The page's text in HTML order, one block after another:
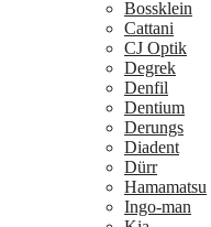
Bossklein
Cattani
CJ Optik
Degrek
Denfil
Dentium
Derungs
Diadent
Dürr
Hamamatsu
Ingo-man